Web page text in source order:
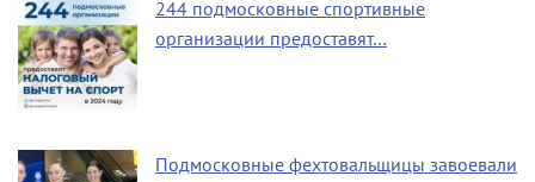
244 подмосковные спортивные
организации предоставят…
Подмосковные фехтовальщицы завоевали